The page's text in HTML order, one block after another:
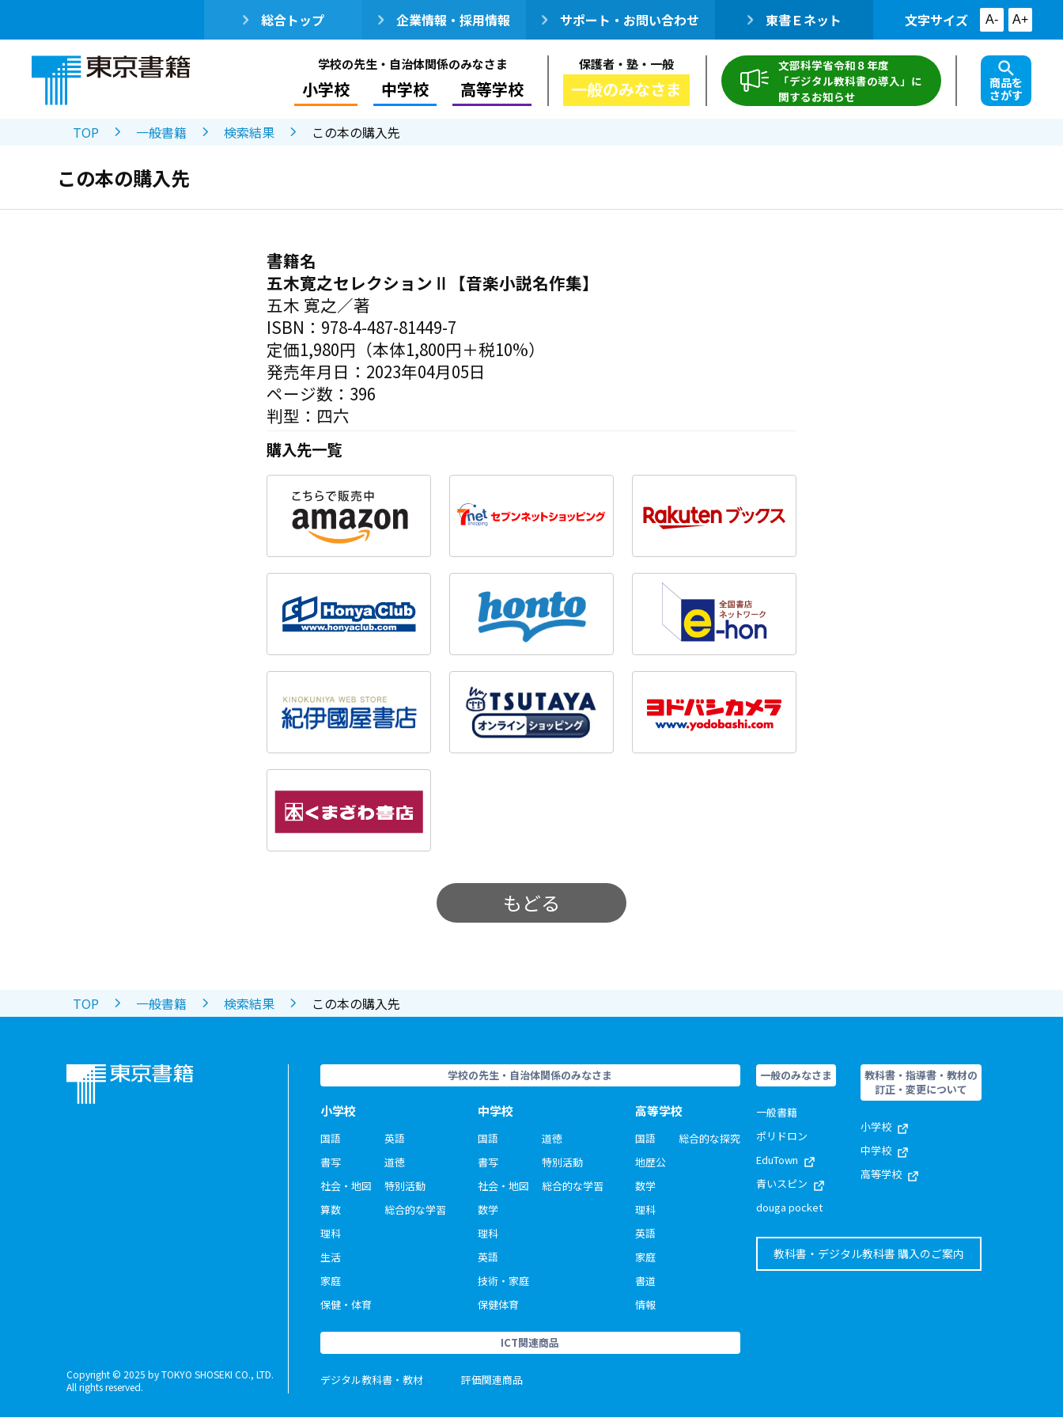
総合トップ 企業情報・採用情報 サポート・お問い合わせ 東書Ｅネット 文字サイズ A- A+
学校の先生・自治体関係のみなさま
小学校 中学校 高等学校
保護者・塾・一般
一般のみなさま
文部科学省令和８年度
「デジタル教科書の導入」に
関するお知らせ
商品を
さがす
TOP 一般書籍 検索結果 この本の購入先
この本の購入先
書籍名
五木寛之セレクションⅡ【音楽小説名作集】
五木 寛之／著
ISBN：978-4-487-81449-7
定価1,980円（本体1,800円＋税10%）
発売年月日：2023年04月05日
ページ数：396
判型：四六
購入先一覧
もどる
TOP 一般書籍 検索結果 この本の購入先
Copyright © 2025 by TOKYO SHOSEKI CO., LTD.
All rights reserved.
学校の先生・自治体関係のみなさま
小学校
国語
書写
社会・地図
算数
理科
生活
家庭
保健・体育
英語
道徳
特別活動
総合的な学習
中学校
国語
書写
社会・地図
数学
理科
英語
技術・家庭
保健体育
道徳
特別活動
総合的な学習
高等学校
国語
地歴公
数学
理科
英語
家庭
書道
情報
総合的な探究
ICT関連商品
デジタル教科書・教材 評価関連商品
一般のみなさま
一般書籍
ポリドロン
EduTown
青いスピン
douga pocket
教科書・指導書・教材の
訂正・変更について
小学校
中学校
高等学校
教科書・デジタル教科書 購入のご案内